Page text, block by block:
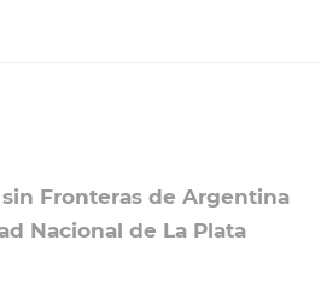
Fronteras de Argentina
Nacional de La Plata